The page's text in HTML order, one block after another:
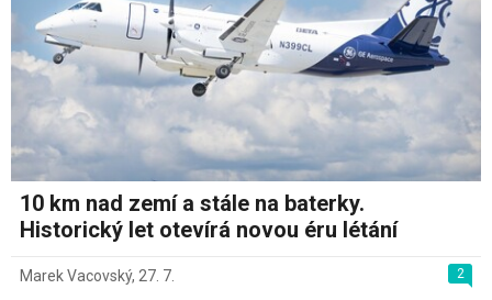
10 km nad zemí a stále na baterky.
Historický let otevírá novou éru létání
2
Marek Vacovský, 27. 7.